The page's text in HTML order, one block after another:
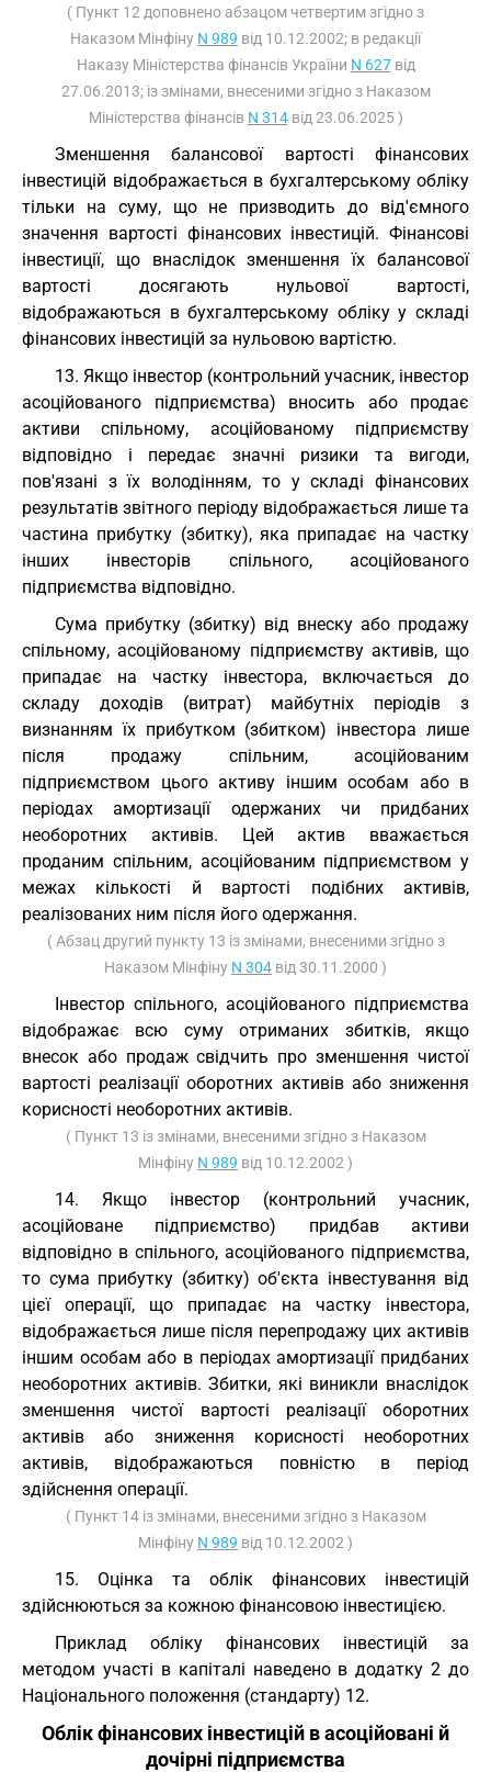
( Пункт 12 доповнено абзацом четвертим згідно з
Наказом Мінфіну N 989 від 10.12.2002; в редакції
Наказу Міністерства фінансів України N 627від
27.06.2013; із змінами, внесеними згідно з Наказом
Міністерства фінансів N 314від 23.06.2025 )
Зменшення балансової вартості фінансових
інвестицій відображається в бухгалтерському обліку
тільки на суму, що не призводить до від'ємного
значення вартості фінансових інвестицій. Фінансові
інвестиції, що внаслідок зменшення їх балансової
вартості досягають нульової вартості,
відображаються в бухгалтерському обліку у складі
фінансових інвестицій за нульовою вартістю.
13. Якщо інвестор (контрольний учасник, інвестор
асоційованого підприємства) вносить або продає
активи спільному, асоційованому підприємству
відповідно і передає значні ризики та вигоди,
пов'язані з їх володінням, то у складі фінансових
результатів звітного періоду відображається лише та
частина прибутку (збитку), яка припадає на частку
інших інвесторів спільного, асоційованого
підприємства відповідно.
Сума прибутку (збитку) від внеску або продажу
спільному, асоційованому підприємству активів, що
припадає на частку інвестора, включається до
складу доходів (витрат) майбутніх періодів з
визнанням їх прибутком (збитком) інвестора лише
після продажу спільним, асоційованим
підприємством цього активу іншим особам або в
періодах амортизації одержаних чи придбаних
необоротних активів. Цей актив вважається
проданим спільним, асоційованим підприємством у
межах кількості й вартості подібних активів,
реалізованих ним після його одержання.
( Абзац другий пункту 13 із змінами, внесеними згідно з
Наказом Мінфіну N 304 від 30.11.2000 )
Інвестор спільного, асоційованого підприємства
відображає всю суму отриманих збитків, якщо
внесок або продаж свідчить про зменшення чистої
вартості реалізації оборотних активів або зниження
корисності необоротних активів.
( Пункт 13 із змінами, внесеними згідно з Наказом
Мінфіну N 989 від 10.12.2002 )
14. Якщо інвестор (контрольний учасник,
асоційоване підприємство) придбав активи
відповідно в спільного, асоційованого підприємства,
то сума прибутку (збитку) об'єкта інвестування від
цієї операції, що припадає на частку інвестора,
відображається лише після перепродажу цих активів
іншим особам або в періодах амортизації придбаних
необоротних активів. Збитки, які виникли внаслідок
зменшення чистої вартості реалізації оборотних
активів або зниження корисності необоротних
активів, відображаються повністю в період
здійснення операції.
( Пункт 14 із змінами, внесеними згідно з Наказом
Мінфіну N 989 від 10.12.2002 )
15. Оцінка та облік фінансових інвестицій
здійснюються за кожною фінансовою інвестицією.
Приклад обліку фінансових інвестицій за
методом участі в капіталі наведено в додатку 2 до
Національного положення (стандарту) 12.
Облік фінансових інвестицій в асоційовані й
дочірні підприємства